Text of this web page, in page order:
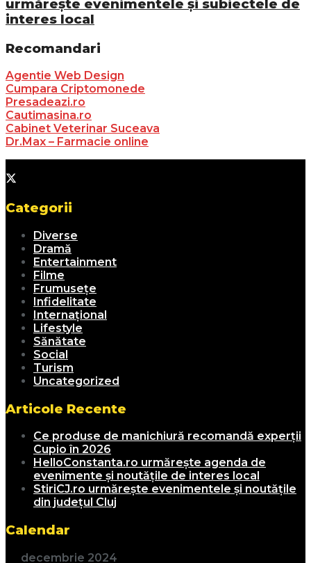
urmărește evenimentele și subiectele de
interes local
Recomandari
Agentie Web Design
Cumpara Criptomonede
Presadeazi.ro
Cautimasina.ro
Cabinet Veterinar Suceava
Dr.Max – Farmacie online
Categorii
Diverse
Dramă
Entertainment
Filme
Frumusețe
Infidelitate
Internațional
Lifestyle
Sănătate
Social
Turism
Uncategorized
Articole Recente
Ce produse de manichiură recomandă experții
Cupio în 2026
HelloConstanta.ro urmărește agenda de
evenimente și noutățile de interes local
StiriCJ.ro urmărește evenimentele și noutățile
din județul Cluj
Calendar
decembrie 2024